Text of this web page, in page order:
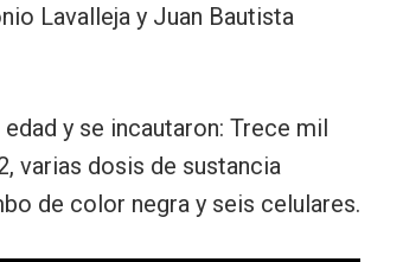
Lavalleja y Juan Bautista
y se incautaron: Trece mil
varias dosis de sustancia
de color negra y seis celulares.